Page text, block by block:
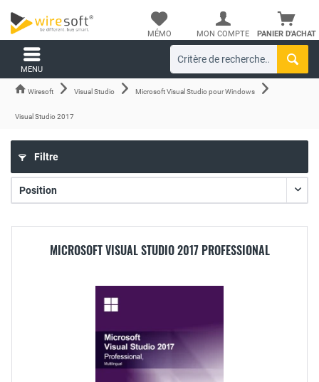
PANIER D'ACHAT
MÉMO MON COMPTE
MENU
Wiresoft Visual Studio Microsoft Visual Studio pour Windows
Visual Studio 2017
Filtre
MICROSOFT VISUAL STUDIO 2017 PROFESSIONAL